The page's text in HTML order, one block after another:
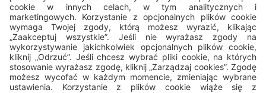
22 594 25 15
pon. - pt.: 8.00 - 16.00
bok@erif.pl